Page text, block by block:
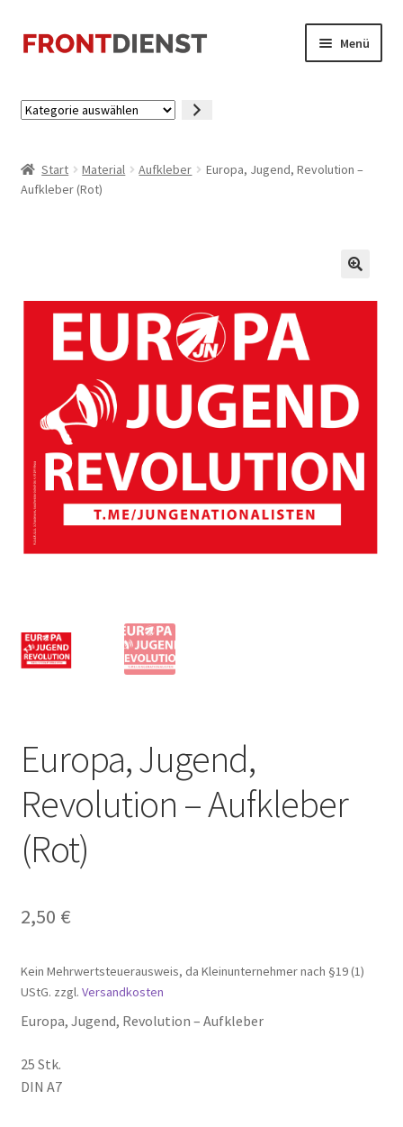
Zur
Navigation
Zum
Inhalt
Menü
Mein Konto
Kategorie
Start Material Aufkleber
Europa, Jugend, Revolution –
Aufkleber (Rot)
Europa, Jugend,
Revolution – Aufkleber
(Rot)
2,50 €
Kein Mehrwertsteuerausweis, da Kleinunternehmer nach §19 (1)
UStG. zzgl. Versandkosten
Europa, Jugend, Revolution – Aufkleber
25 Stk.
DIN A7